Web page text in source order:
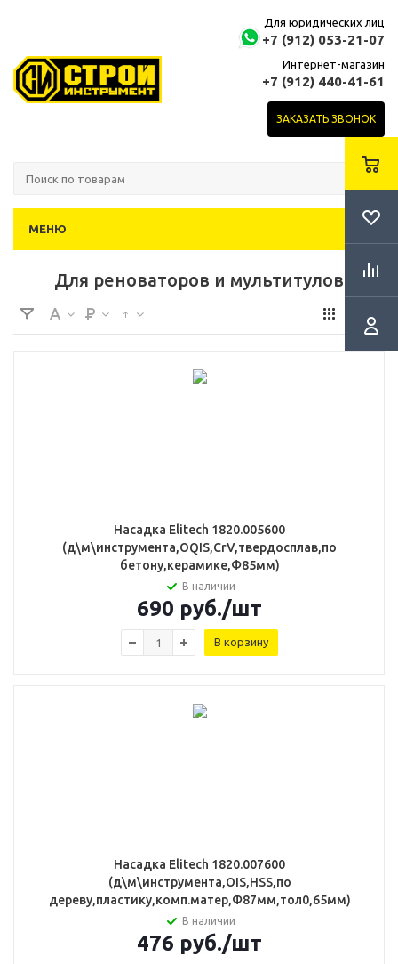
Для юридических лиц
+7 (912) 053-21-07
Интернет-магазин
+7 (912) 440-41-61
ЗАКАЗАТЬ ЗВОНОК
МЕНЮ
Для реноваторов и мультитулов
Насадка Elitech 1820.005600
(д\м\инструмента,OQIS,CrV,твердосплав,по
бетону,керамике,Ф85мм)
В наличии
690 руб./шт
В корзину
Насадка Elitech 1820.007600
(д\м\инструмента,OIS,HSS,по
дереву,пластику,комп.матер,Ф87мм,тол0,65мм)
В наличии
476 руб./шт